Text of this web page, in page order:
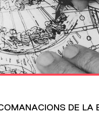
DE LA